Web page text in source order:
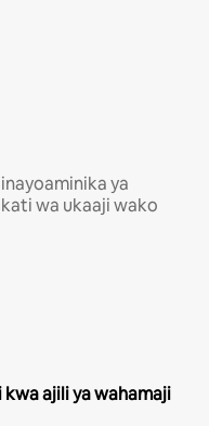
ya
wa ukaaji wako
ajili ya wahamaji